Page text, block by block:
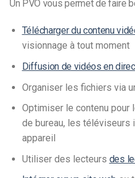
Un PVO vous permet de faire
Télécharger du contenu
visionnage à tout moment
Diffusion de vidéos en
Organiser les fichiers via
Optimiser le contenu pour
de bureau, les téléviseurs
appareil
Utiliser des lecteurs des